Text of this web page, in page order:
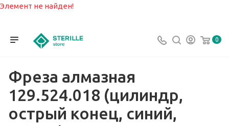
Элемент не найден!
0
Фреза алмазная
129.524.018 (цилиндр,
острый конец, синий,